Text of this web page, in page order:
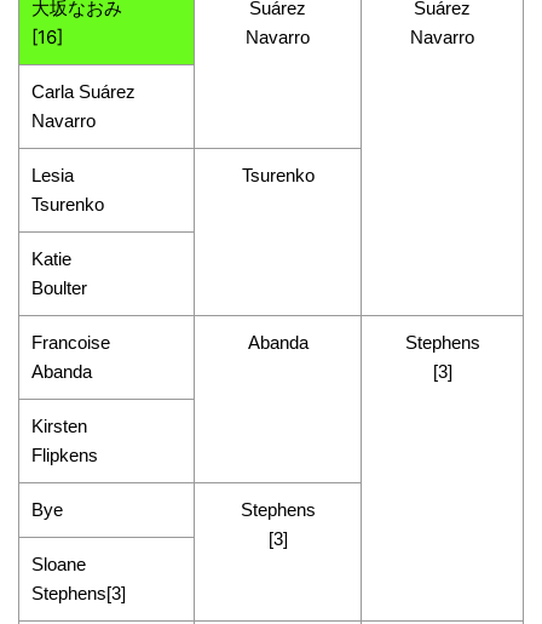
大坂なおみ
[16]
Suárez
Navarro
Suárez
Navarro
Carla Suárez
Navarro
Lesia
Tsurenko
Tsurenko
Katie
Boulter
Francoise
Abanda
Abanda
Stephens
[3]
Kirsten
Flipkens
Bye
Stephens
[3]
Sloane
Stephens[3]